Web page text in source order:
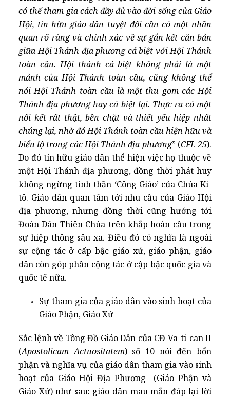
có thể tham gia cách đầy đủ vào đời sống của Giáo
Hội, tín hữu giáo dân tuyệt đối cần có một nhãn
quan rõ ràng và chính xác về sự gắn kết căn bản
giữa Hội Thánh địa phương cá biệt với Hội Thánh
toàn cầu. Hội thánh cá biệt không phải là một
mảnh của Hội Thánh toàn cầu, cũng không thể
nói Hội Thánh toàn cầu là một thu gom các Hội
Thánh địa phương hay cá biệt lại. Thực ra có một
nối kết rất thật, bền chặt và thiết yếu hiệp nhất
chúng lại, nhờ đó Hội Thánh toàn cầu hiện hữu và
biểu lộ trong các Hội Thánh địa phương” (CFL 25).
Do đó tín hữu giáo dân thể hiện việc họ thuộc về
một Hội Thánh địa phương, đồng thời phát huy
không ngừng tinh thần ‘Công Giáo’ của Chúa Ki-
tô. Giáo dân quan tâm tới nhu cầu của Giáo Hội
địa phương, nhưng đồng thời cũng hướng tới
Đoàn Dân Thiên Chúa trên khắp hoàn cầu trong
sự hiệp thông sâu xa. Điều đó có nghĩa là ngoài
sự cộng tác ở cấp bậc giáo xứ, giáo phận, giáo
dân còn góp phần cộng tác ở cập bậc quốc gia và
quốc tế nữa.
Sự tham gia của giáo dân vào sinh hoạt của
Giáo Phận, Giáo Xứ
Sắc lệnh về Tông Đồ Giáo Dân của CĐ Va-ti-can II
(Apostolicam Actuositatem) số 10 nói đến bổn
phận và nghĩa vụ của giáo dân tham gia vào sinh
hoạt của Giáo Hội Địa Phương (Giáo Phận và
Giáo Xứ) như sau: giáo dân mau mắn đáp lại lời